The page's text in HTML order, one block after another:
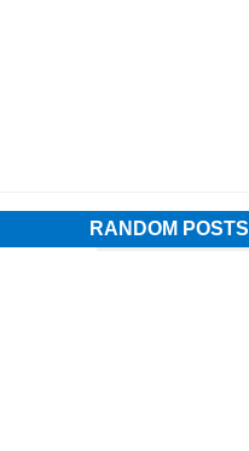
RANDOM POSTS